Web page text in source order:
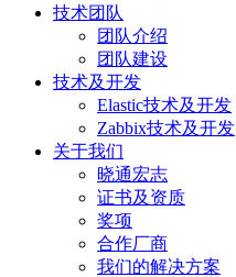
技术团队
团队介绍
团队建设
技术及开发
Elastic技术及开发
Zabbix技术及开发
关于我们
晓通宏志
证书及资质
奖项
合作厂商
我们的解决方案